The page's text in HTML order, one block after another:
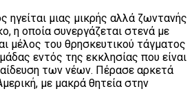
ηγείται μιας μικρής αλλά ζωντανής
η οποία συνεργάζεται στενά με
μέλος του θρησκευτικού τάγματος
εντός της εκκλησίας που είναι
των νέων. Πέρασε αρκετά
με μακρά θητεία στην